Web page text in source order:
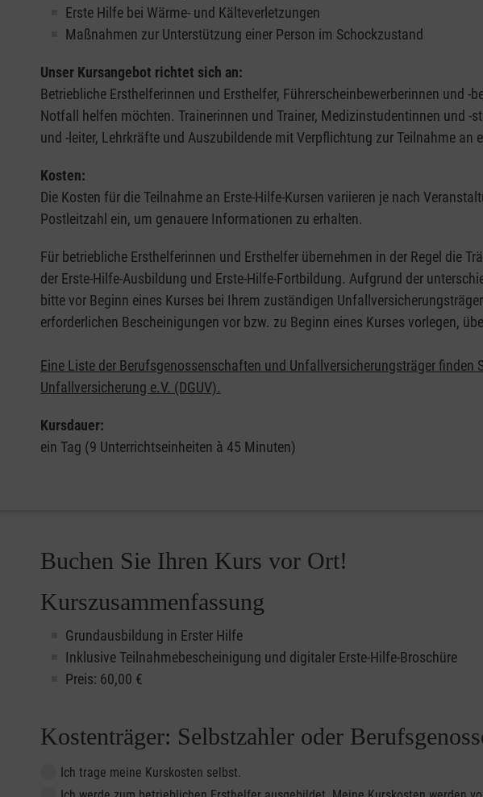
Erste Hilfe bei Wärme- und Kälteverletzungen
Maßnahmen zur Unterstützung einer Person im Schockzustand
Unser Kursangebot richtet sich an:
Betriebliche Ersthelferinnen und Ersthelfer, Führerscheinbewerberinnen und -
Notfall helfen möchten. Trainerinnen und Trainer, Medizinstudentinnen und -
und -leiter, Lehrkräfte und Auszubildende mit Verpflichtung zur Teilnahme an
Kosten:
Die Kosten für die Teilnahme an Erste-Hilfe-Kursen variieren je nach
Postleitzahl ein, um genauere Informationen zu erhalten.
Für betriebliche Ersthelferinnen und Ersthelfer übernehmen in der Regel die
der Erste-Hilfe-Ausbildung und Erste-Hilfe-Fortbildung. Aufgrund der
bitte vor Beginn eines Kurses bei Ihrem zuständigen
erforderlichen Bescheinigungen vor bzw. zu Beginn eines Kurses vorlegen,
Eine Liste der Berufsgenossenschaften und Unfallversicherungsträger finden
Unfallversicherung e.V. (DGUV).
Kursdauer:
ein Tag (9 Unterrichtseinheiten à 45 Minuten)
Buchen Sie Ihren Kurs vor Ort!
Kurszusammenfassung
Grundausbildung in Erster Hilfe
Inklusive Teilnahmebescheinigung und digitaler Erste-Hilfe-Broschüre
Preis: 60,00 €
Kostenträger: Selbstzahler oder
Ich trage meine Kurskosten selbst.